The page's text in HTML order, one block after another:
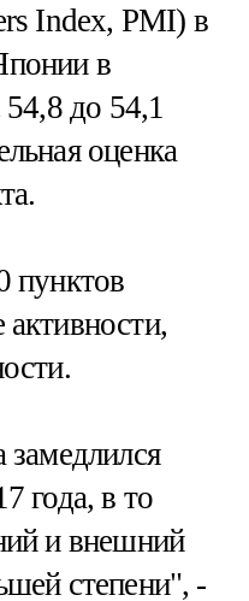
Index, PMI) в
в
54,8 до 54,1
оценка
пунктов
замедлился
года, в то
и внешний
степени", -